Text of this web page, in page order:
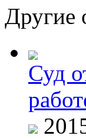
Другие
Суд